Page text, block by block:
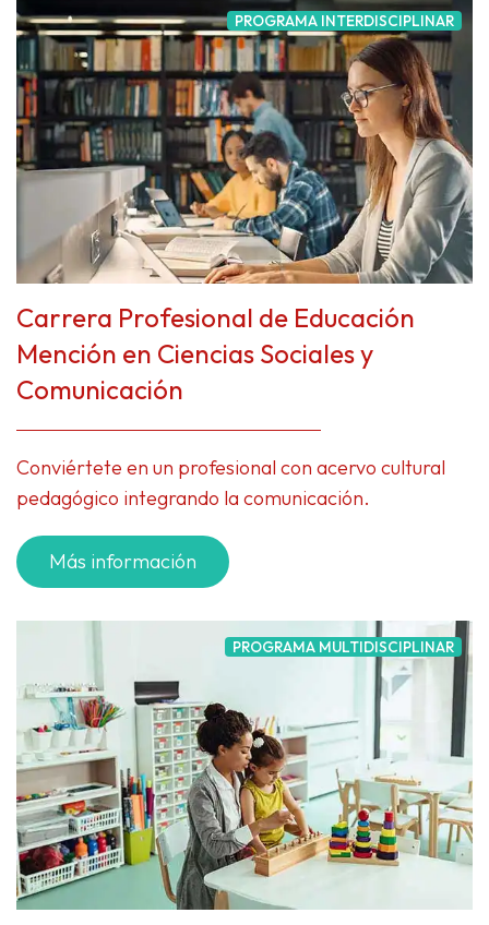
PROGRAMA INTERDISCIPLINAR
Carrera Profesional de Educación
Mención en Ciencias Sociales y
Comunicación
Conviértete en un profesional con acervo cultural
pedagógico integrando la comunicación.
Más información
PROGRAMA MULTIDISCIPLINAR